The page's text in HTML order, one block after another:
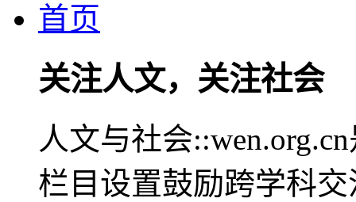
首页
关注人文，关注社会
人文与社会
栏目设置鼓励跨学科